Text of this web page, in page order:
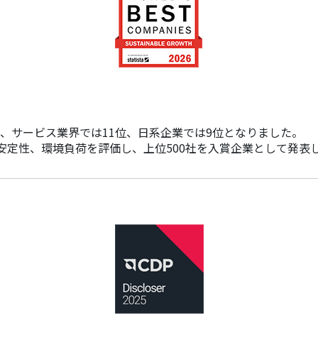
ービス業界では11位、日系企業では9位となりました。
環境負荷を評価し、上位500社を入賞企業として